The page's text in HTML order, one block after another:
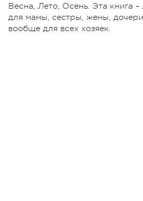
Весна, Лето, Осень. Эта книга
для мамы, сестры, жены,
вообще для всех хозяек.